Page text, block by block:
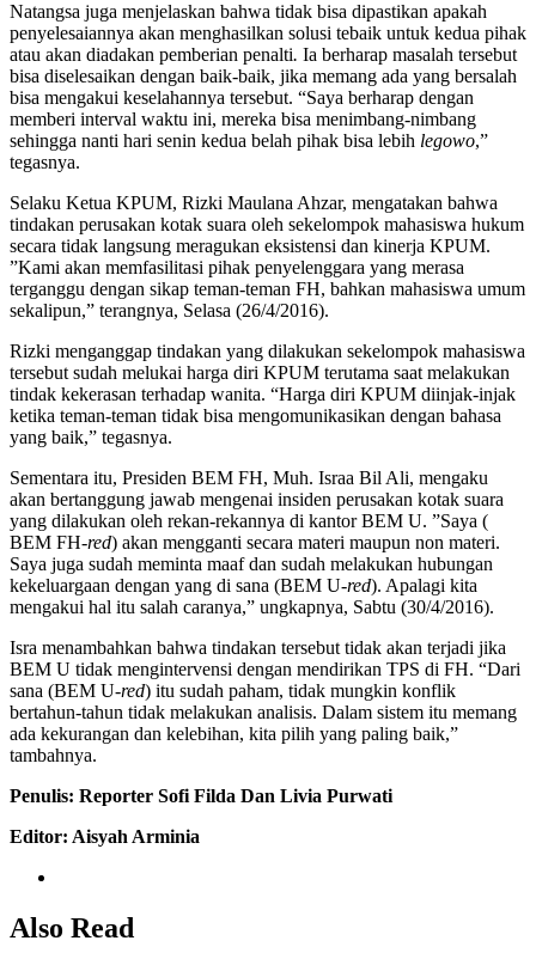
Natangsa juga menjelaskan bahwa tidak bisa dipastikan apakah
penyelesaiannya akan menghasilkan solusi tebaik untuk kedua pihak
atau akan diadakan pemberian penalti. Ia berharap masalah tersebut
bisa diselesaikan dengan baik-baik, jika memang ada yang bersalah
bisa mengakui keselahannya tersebut. “Saya berharap dengan
memberi interval waktu ini, mereka bisa menimbang-nimbang
sehingga nanti hari senin kedua belah pihak bisa lebih legowo,”
tegasnya.
Selaku Ketua KPUM, Rizki Maulana Ahzar, mengatakan bahwa
tindakan perusakan kotak suara oleh sekelompok mahasiswa hukum
secara tidak langsung meragukan eksistensi dan kinerja KPUM.
”Kami akan memfasilitasi pihak penyelenggara yang merasa
terganggu dengan sikap teman-teman FH, bahkan mahasiswa umum
sekalipun,” terangnya, Selasa (26/4/2016).
Rizki menganggap tindakan yang dilakukan sekelompok mahasiswa
tersebut sudah melukai harga diri KPUM terutama saat melakukan
tindak kekerasan terhadap wanita. “Harga diri KPUM diinjak-injak
ketika teman-teman tidak bisa mengomunikasikan dengan bahasa
yang baik,” tegasnya.
Sementara itu, Presiden BEM FH, Muh. Israa Bil Ali, mengaku
akan bertanggung jawab mengenai insiden perusakan kotak suara
yang dilakukan oleh rekan-rekannya di kantor BEM U. ”Saya (
BEM FH-red) akan mengganti secara materi maupun non materi.
Saya juga sudah meminta maaf dan sudah melakukan hubungan
kekeluargaan dengan yang di sana (BEM U-red). Apalagi kita
mengakui hal itu salah caranya,” ungkapnya, Sabtu (30/4/2016).
Isra menambahkan bahwa tindakan tersebut tidak akan terjadi jika
BEM U tidak mengintervensi dengan mendirikan TPS di FH. “Dari
sana (BEM U-red) itu sudah paham, tidak mungkin konflik
bertahun-tahun tidak melakukan analisis. Dalam sistem itu memang
ada kekurangan dan kelebihan, kita pilih yang paling baik,”
tambahnya.
Penulis: Reporter Sofi Filda Dan Livia Purwati
Editor: Aisyah Arminia
Also Read